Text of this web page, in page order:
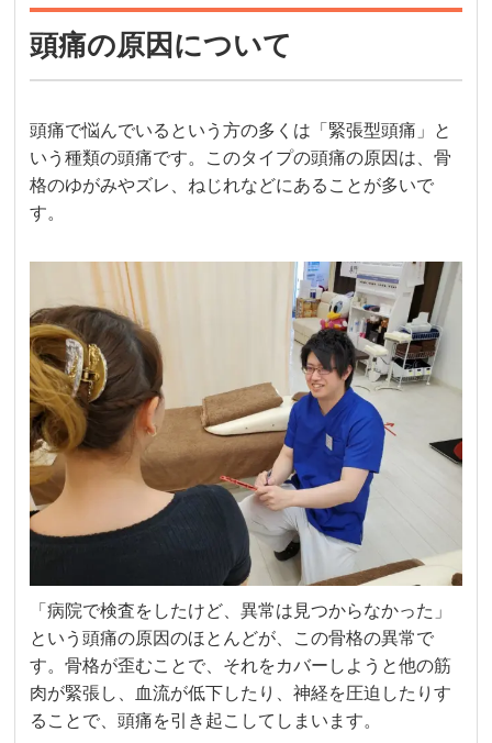
頭痛の原因について
頭痛で悩んでいるという方の多くは「緊張型頭痛」と
いう種類の頭痛です。このタイプの頭痛の原因は、骨
格のゆがみやズレ、ねじれなどにあることが多いで
す。
「病院で検査をしたけど、異常は見つからなかった」
という頭痛の原因のほとんどが、この骨格の異常で
す。骨格が歪むことで、それをカバーしようと他の筋
肉が緊張し、血流が低下したり、神経を圧迫したりす
ることで、頭痛を引き起こしてしまいます。